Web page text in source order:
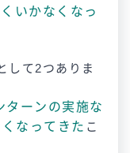
いかなくなっ
して2つありま
ーンの実施な
なってきた こ